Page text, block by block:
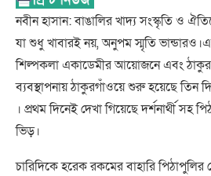
নবীন হাসান: বাঙালির খাদ্য সংস্কৃতি ও
যা শুধু খাবারই নয়, অনুপম স্মৃতি
শিল্পকলা একাডেমীর আয়োজনে এবং
ব্যবস্থাপনায় ঠাকুরগাঁওয়ে শুরু হয়েছে তিন
। প্রথম দিনেই দেখা গিয়েছে দর্শনার্থী সহ
ভিড়।
চারিদিকেহরেকরকমেরবাহারিপিঠাপুলির